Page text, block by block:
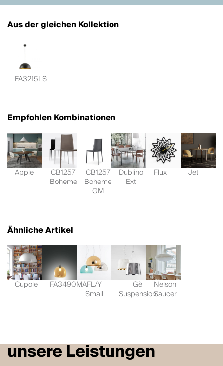
Aus der gleichen Kollektion
FA3215LS
Empfohlen Kombinationen
Apple CB1257
Boheme
CB1257
Boheme
GM
Dublino
Ext
Flux Jet
Ähnliche Artikel
Cupole FA3490MAFL/Y
Small
Gè
Suspension
Nelson
Saucer
unsere Leistungen